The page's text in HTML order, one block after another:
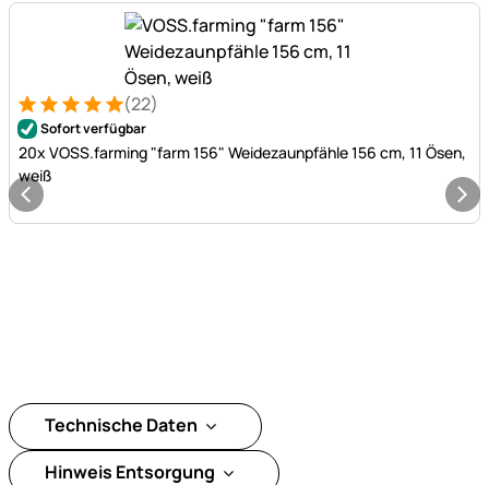
Bewertung: 5 von 5 (22 Bewertungen)
22 Bewertungen
(22)
Sofort verfügbar
20x VOSS.farming "farm 156" Weidezaunpfähle 156 cm, 11 Ösen,
weiß
Technische Daten
Hinweis Entsorgung